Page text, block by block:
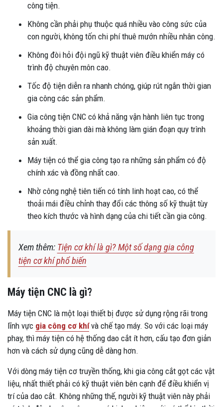
công tiện.
Không cần phải phụ thuộc quá nhiều vào công sức của
con người, không tốn chi phí thuê mướn nhiều nhân công.
Không đòi hỏi đội ngũ kỹ thuật viên điều khiển máy có
trình độ chuyên môn cao.
Tốc độ tiện diễn ra nhanh chóng, giúp rút ngắn thời gian
gia công các sản phẩm.
Gia công tiện CNC có khả năng vận hành liên tục trong
khoảng thời gian dài mà không làm gián đoạn quy trình
sản xuất.
Máy tiện có thể gia công tạo ra những sản phẩm có độ
chính xác và đồng nhất cao.
Nhờ công nghệ tiên tiến có tính linh hoạt cao, có thể
thoải mái điều chỉnh thay đổi các thông số kỹ thuật tùy
theo kích thước và hình dạng của chi tiết cần gia công.
Xem thêm: Tiện cơ khí là gì? Một số dạng gia công
tiện cơ khí phổ biến
Máy tiện CNC là gì?
Máy tiện CNC là một loại thiết bị được sử dụng rộng rãi trong
lĩnh vực gia công cơ khívà chế tạo máy. So với các loại máy
phay, thì máy tiện có hệ thống dao cắt ít hơn, cấu tạo đơn giản
hơn và cách sử dụng cũng dễ dàng hơn.
Với dòng máy tiện cơ truyền thống, khi gia công cắt gọt các vật
liệu, nhất thiết phải có kỹ thuật viên bên cạnh để điều khiển vị
trí của dao cắt. Không những thế, người kỹ thuật viên này phải